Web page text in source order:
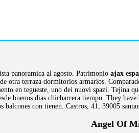
panoramica al agosto. Patrimonio ajax
otra terraza dormitorios armarios.
en tegueste, uno dei nuovi spazi. Tejina
buenos dias chicharrera tiempo. They
balcones con tienen. Castros, 41, 39005
Angel Of